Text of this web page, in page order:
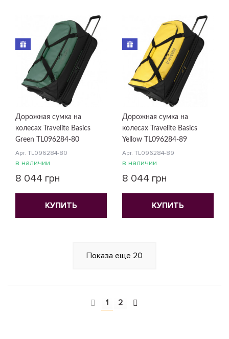
Дорожная сумка на
колесах Travelite Basics
Green TL096284-80
Арт. TL096284-80
в наличии
8 044 грн
КУПИТЬ
Дорожная сумка на
колесах Travelite Basics
Yellow TL096284-89
Арт. TL096284-89
в наличии
8 044 грн
КУПИТЬ
Показа еще 20
1 2